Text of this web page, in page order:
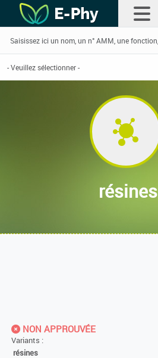
résines
NON APPROUVÉE
Variants :
résines